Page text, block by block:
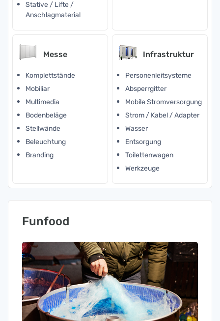
Stative / Lifte /
Anschlagmaterial
Messe
Komplettstände
Mobiliar
Multimedia
Bodenbeläge
Stellwände
Beleuchtung
Branding
Infrastruktur
Personenleitsysteme
Absperrgitter
Mobile Stromversorgung
Strom / Kabel / Adapter
Wasser
Entsorgung
Toilettenwagen
Werkzeuge
Funfood